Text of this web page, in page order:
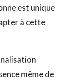
est unique
à cette
même de